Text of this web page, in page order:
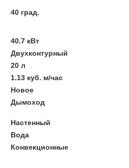
40 град.
40.7 кВт
Двухконтурный
20 л
1.13 куб. м/час
Новое
Дымоход
Настенный
Вода
Конвекционные